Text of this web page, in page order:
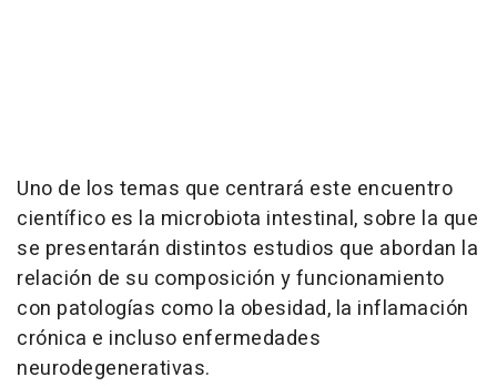
Uno de los temas que centrará este encuentro
científico es la microbiota intestinal, sobre la que
se presentarán distintos estudios que abordan la
relación de su composición y funcionamiento
con patologías como la obesidad, la inflamación
crónica e incluso enfermedades
neurodegenerativas.